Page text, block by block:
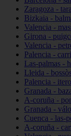
Zaragoza -
Bizkaia -
Valencia -
Girona -
Valencia -
Palencia -
Las-palmas -
Lleida -
Palencia -
Granada -
A-coruña -
Granada -
Cuenca - las-
A-coruña -